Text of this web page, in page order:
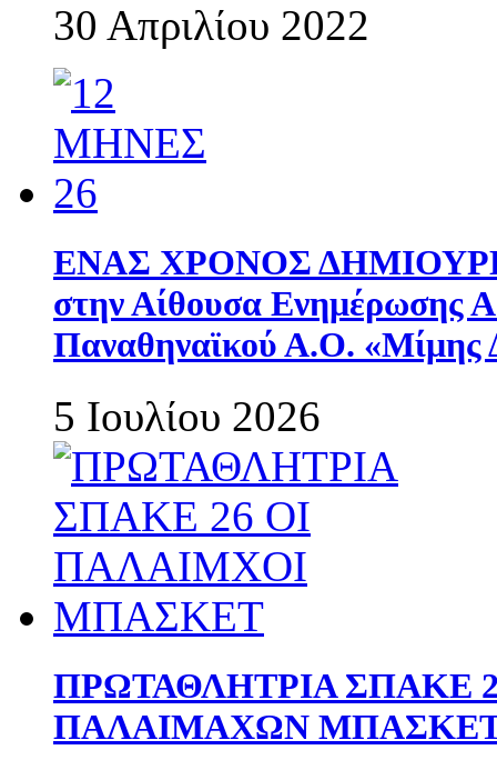
30 Απριλίου 2022
ΕΝΑΣ ΧΡΟΝΟΣ
στην Αίθουσα Ενημέρωσης
Παναθηναϊκού Α.Ο. «Μίμης
5 Ιουλίου 2026
ΠΡΩΤΑΘΛΗΤΡΙΑ ΣΠΑΚΕ
ΠΑΛΑΙΜΑΧΩΝ